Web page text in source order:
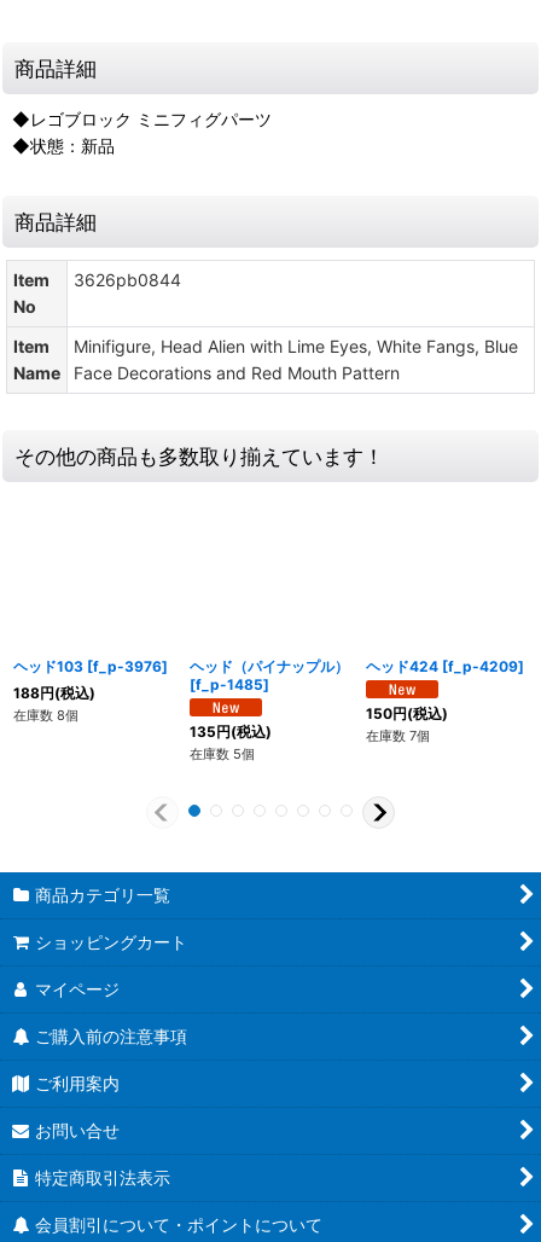
商品詳細
◆レゴブロック ミニフィグパーツ
◆状態：新品
商品詳細
Item
No
3626pb0844
Item
Name
Minifigure, Head Alien with Lime Eyes, White Fangs, Blue
Face Decorations and Red Mouth Pattern
その他の商品も多数取り揃えています！
ヘッド103 [f_p-3976]
188円(税込)
在庫数 8個
ヘッド（パイナップル）
[f_p-1485]
135円(税込)
在庫数 5個
ヘッド424 [f_p-4209]
150円(税込)
在庫数 7個
商品カテゴリ一覧
ショッピングカート
マイページ
ご購入前の注意事項
ご利用案内
お問い合せ
特定商取引法表示
会員割引について・ポイントについて